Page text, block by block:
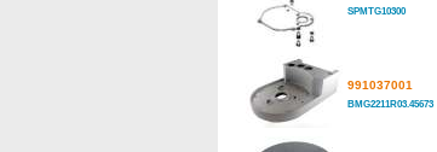
SPMTG10300
991037001
BMG2211R03.45673